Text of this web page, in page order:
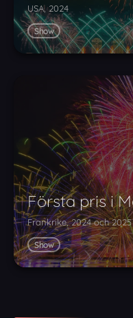
USA, 2024
Show
Första pris i
Frankrike, 2024 och 2025
Show